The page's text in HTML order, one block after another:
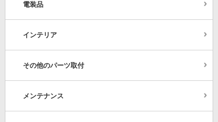
電装品
インテリア
その他のパーツ取付
メンテナンス